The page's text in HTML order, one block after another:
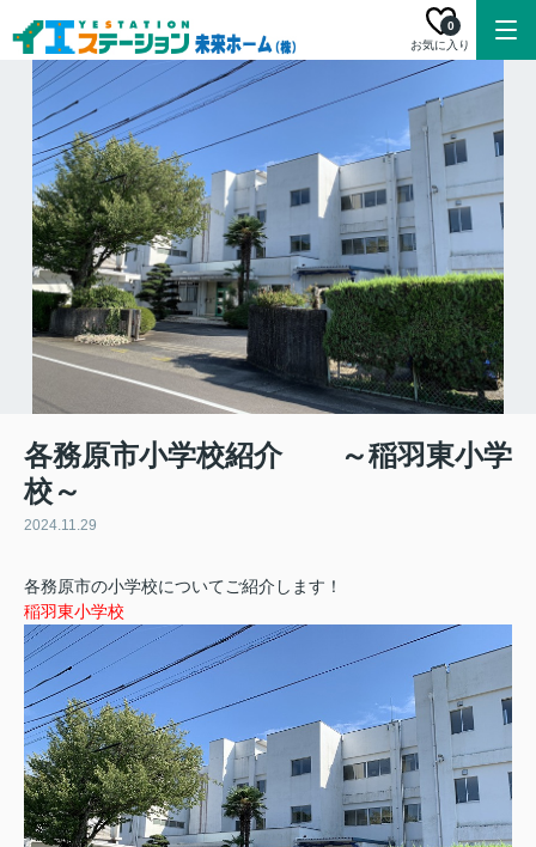
お気に入り
0
各務原市小学校紹介 ～稲羽東小学
校～
2024.11.29
各務原市の小学校についてご紹介します！
稲羽東小学校